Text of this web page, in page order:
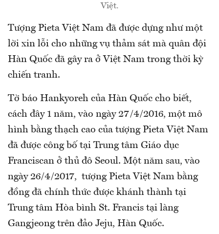
Việt.
Tượng Pieta Việt Nam đã được dựng như một
lời xin lỗi cho những vụ thảm sát mà quân đội
Hàn Quốc đã gây ra ở Việt Nam trong thời kỳ
chiến tranh.
Tờ báo Hankyoreh của Hàn Quốc cho biết,
cách đây 1 năm, vào ngày 27/4/2016, một mô
hình bằng thạch cao của tượng Pieta Việt Nam
đã được công bố tại Trung tâm Giáo dục
Franciscan ở thủ đô Seoul. Một năm sau, vào
ngày 26/4/2017, tượng Pieta Việt Nam bằng
đồng đã chính thức được khánh thành tại
Trung tâm Hòa bình St. Francis tại làng
Gangjeong trên đảo Jeju, Hàn Quốc.